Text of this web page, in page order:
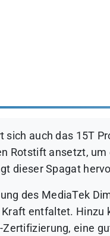
sich auch das 15T
Rotstift ansetzt,
dieser Spagat
des MediaTek
entfaltet. Hinzu
eine